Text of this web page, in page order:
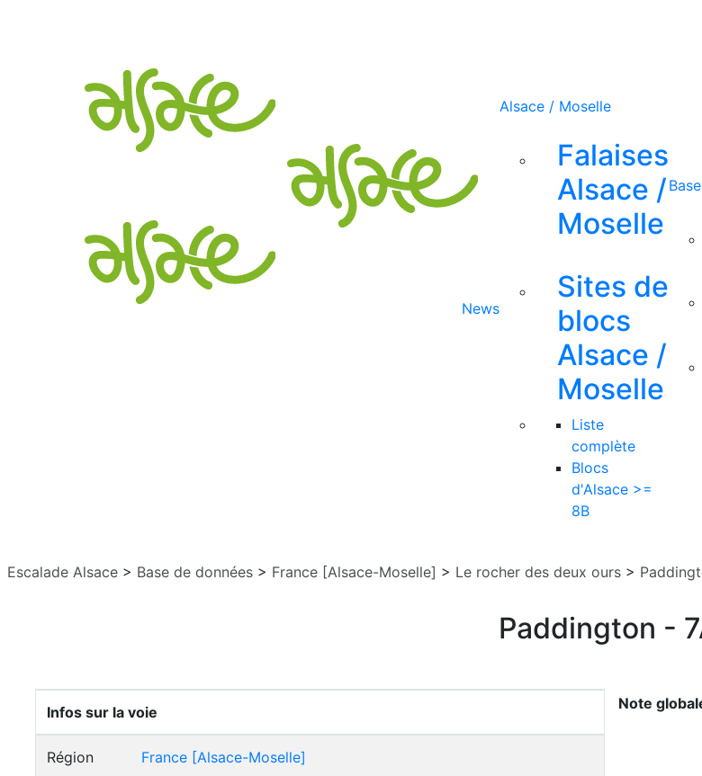
News
Alsace / Moselle
Falaises
Alsace /
Moselle
Sites de
blocs
Alsace /
Moselle
Liste
complète
Blocs
d'Alsace >=
8B
Escalade Alsace > Base de données > France [Alsace-Moselle] > Le rocher des deux ours >
Paddington -
Infos sur la voie
Région France [Alsace-Moselle]
Note